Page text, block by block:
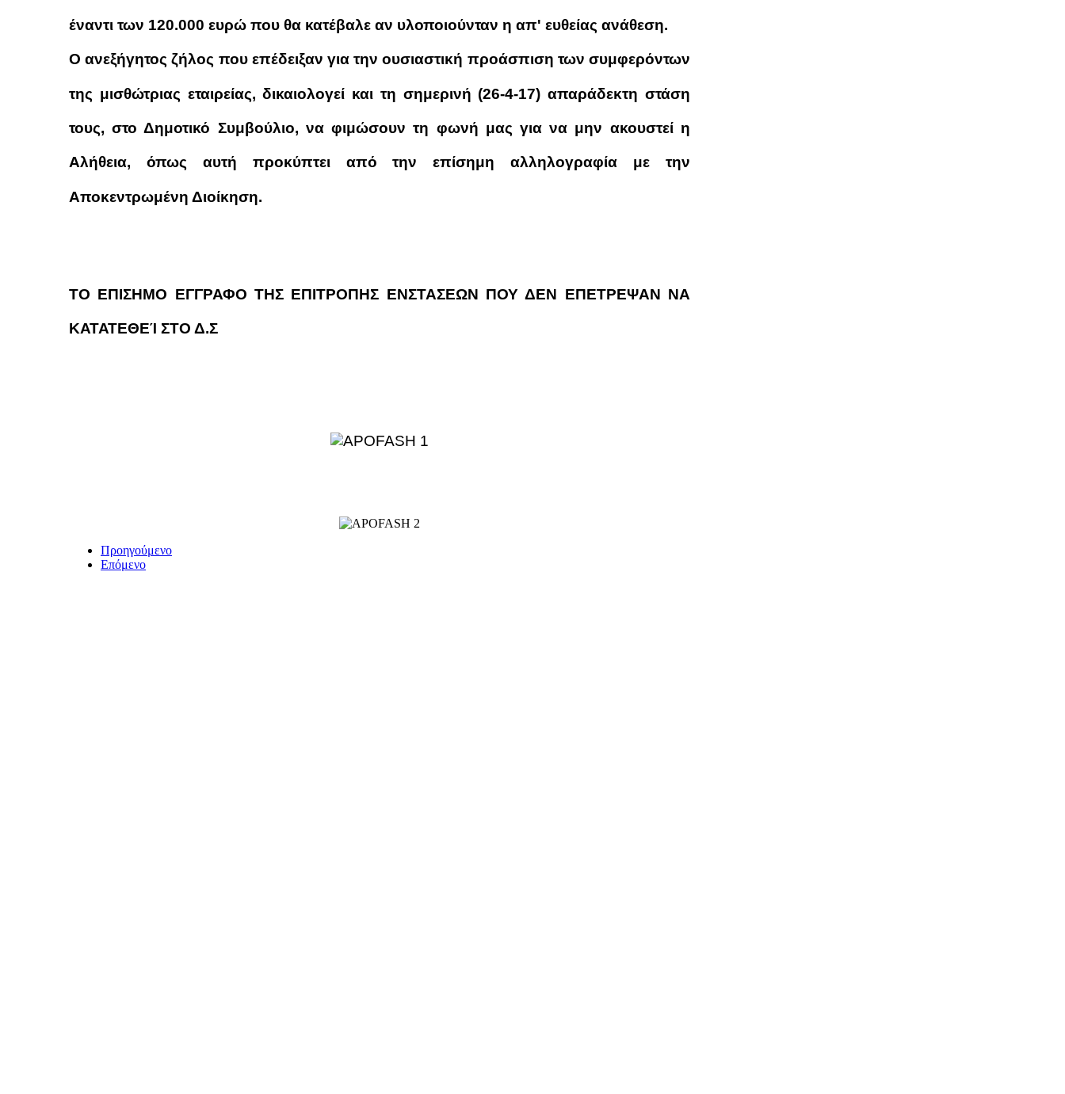
έναντι των 120.000 ευρώ που θα κατέβαλε αν υλοποιούνταν η απ' ευθείας ανάθεση.
Ο ανεξήγητος ζήλος που επέδειξαν για την ουσιαστική προάσπιση των συμφερόντων
της μισθώτριας εταιρείας, δικαιολογεί και τη σημερινή (26-4-17) απαράδεκτη στάση
τους, στο Δημοτικό Συμβούλιο, να φιμώσουν τη φωνή μας για να μην ακουστεί η
Αλήθεια, όπως αυτή προκύπτει από την επίσημη αλληλογραφία με την
Αποκεντρωμένη Διοίκηση.
ΤΟ ΕΠΙΣΗΜΟ ΕΓΓΡΑΦΟ ΤΗΣ ΕΠΙΤΡΟΠΗΣ ΕΝΣΤΑΣΕΩΝ ΠΟΥ ΔΕΝ ΕΠΕΤΡΕΨΑΝ ΝΑ
ΚΑΤΑΤΕΘΕΊ ΣΤΟ Δ.Σ
Προηγούμενο
Επόμενο